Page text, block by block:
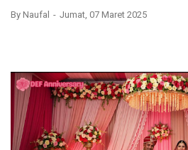
By Naufal Jumat, 07 Maret 2025